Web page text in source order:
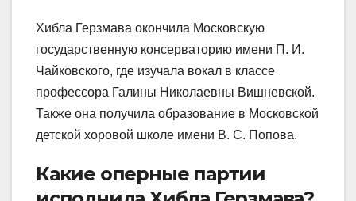
Хибла Герзмава окончила Московскую
государственную консерваторию имени П. И.
Чайковского, где изучала вокал в классе
профессора Галины Николаевны Вишневской.
Также она получила образование в Московской
детской хоровой школе имени В. С. Попова.
Какие оперные партии